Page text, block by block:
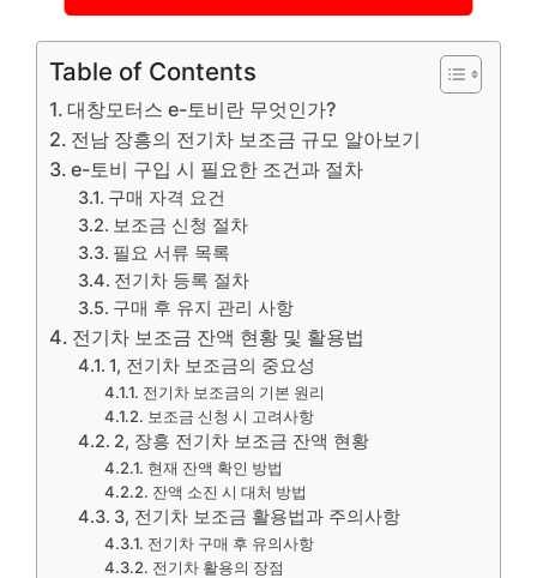
Table of Contents
대창모터스 e-토비란 무엇인가?
전남 장흥의 전기차 보조금 규모 알아보기
e-토비 구입 시 필요한 조건과 절차
구매 자격 요건
보조금 신청 절차
필요 서류 목록
전기차 등록 절차
구매 후 유지 관리 사항
전기차 보조금 잔액 현황 및 활용법
1, 전기차 보조금의 중요성
전기차 보조금의 기본 원리
보조금 신청 시 고려사항
2, 장흥 전기차 보조금 잔액 현황
현재 잔액 확인 방법
잔액 소진 시 대처 방법
3, 전기차 보조금 활용법과 주의사항
전기차 구매 후 유의사항
전기차 활용의 장점